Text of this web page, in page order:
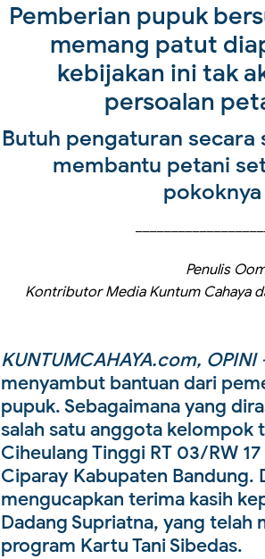
Pemberian pupuk
memang patut
kebijakan ini tak
persoalan
Butuh pengaturan
membantu petani
Penulis
Kontributor Media Kuntum Cahaya
KUNTUMCAHAYA.com, OPINI
menyambut bantuan dari
pupuk. Sebagaimana yang
salah satu anggota kelompok
Ciheulang Tinggi RT 03/RW
Ciparay Kabupaten Bandung.
mengucapkan terima kasih
Dadang Supriatna, yang telah
program Kartu Tani Sibedas.